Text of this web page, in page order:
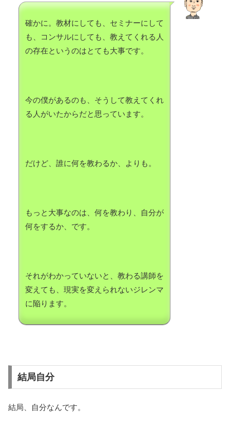
確かに。教材にしても、セミナーにして
も、コンサルにしても、教えてくれる人
の存在というのはとても大事です。
今の僕があるのも、そうして教えてくれ
る人がいたからだと思っています。
だけど、誰に何を教わるか、よりも。
もっと大事なのは、何を教わり、自分が
何をするか、です。
それがわかっていないと、教わる講師を
変えても、現実を変えられないジレンマ
に陥ります。
結局自分
結局、自分なんです。